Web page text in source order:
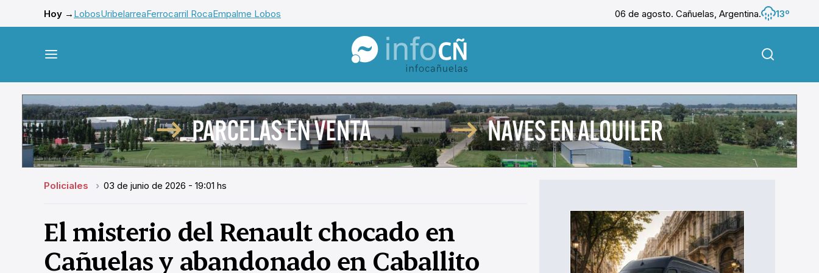
Hoy → LobosUribelarreaFerrocarril RocaEmpalme Lobos 06 de agosto. Cañuelas, Argentina.
13º
InfoCañuelas
Policiales 03 de junio de 2026 - 19:01 hs
El misterio del Renault chocado en
Cañuelas y abandonado en Caballito